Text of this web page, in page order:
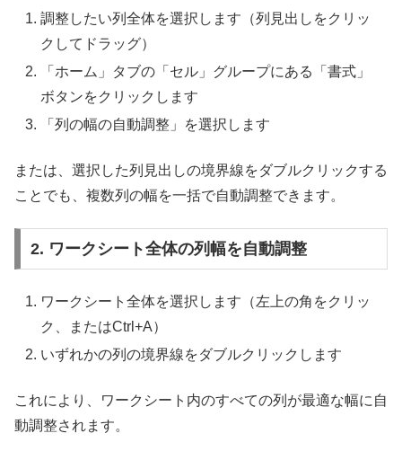
調整したい列全体を選択します（列見出しをクリッ
クしてドラッグ）
「ホーム」タブの「セル」グループにある「書式」
ボタンをクリックします
「列の幅の自動調整」を選択します
または、選択した列見出しの境界線をダブルクリックする
ことでも、複数列の幅を一括で自動調整できます。
2. ワークシート全体の列幅を自動調整
ワークシート全体を選択します（左上の角をクリッ
ク、またはCtrl+A）
いずれかの列の境界線をダブルクリックします
これにより、ワークシート内のすべての列が最適な幅に自
動調整されます。